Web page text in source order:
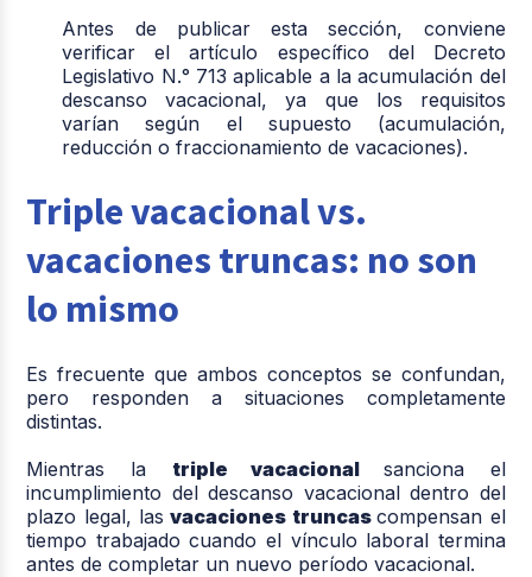
Antes de publicar esta sección, conviene
verificar el artículo específico del Decreto
Legislativo N.° 713 aplicable a la acumulación del
descanso vacacional, ya que los requisitos
varían según el supuesto (acumulación,
reducción o fraccionamiento de vacaciones).
Triple vacacional vs.
vacaciones truncas: no son
lo mismo
Es frecuente que ambos conceptos se confundan,
pero responden a situaciones completamente
distintas.
Mientras la triple vacacional
sanciona el
incumplimiento del descanso vacacional dentro del
plazo legal, las vacaciones truncas compensan el
tiempo trabajado cuando el vínculo laboral termina
antes de completar un nuevo período vacacional.